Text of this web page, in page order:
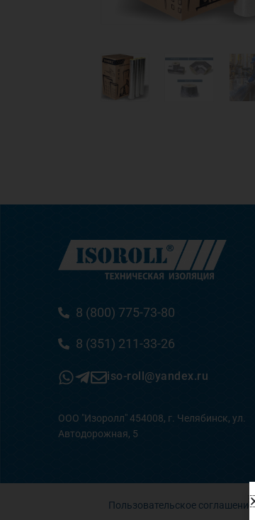
8 (800) 775-73-80
8 (351) 211-33-26
iso-roll@yandex.ru
ООО "Изоролл" 454008, г. Челябинск, ул.
Автодорожная, 5
Пользовательское соглашение